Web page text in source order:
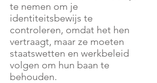
te nemen om je
identiteitsbewijs te
controleren, omdat het hen
vertraagt, maar ze moeten
staatswetten en werkbeleid
volgen om hun baan te
behouden.